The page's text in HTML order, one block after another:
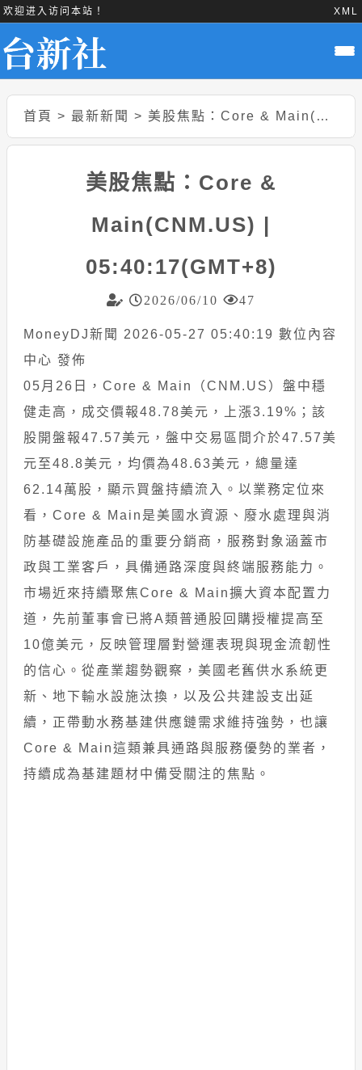
欢迎进入访问本站！ XML
首頁 > 最新新聞 > 美股焦點：Core & Main(CNM.US) | 05:40:17(GMT+8)
美股焦點：Core &
Main(CNM.US) |
05:40:17(GMT+8)
2026/06/10 47
MoneyDJ新聞 2026-05-27 05:40:19 數位內容
中心 發佈
05月26日，Core & Main（CNM.US）盤中穩
健走高，成交價報48.78美元，上漲3.19%；該
股開盤報47.57美元，盤中交易區間介於47.57美
元至48.8美元，均價為48.63美元，總量達
62.14萬股，顯示買盤持續流入。以業務定位來
看，Core & Main是美國水資源、廢水處理與消
防基礎設施產品的重要分銷商，服務對象涵蓋市
政與工業客戶，具備通路深度與終端服務能力。
市場近來持續聚焦Core & Main擴大資本配置力
道，先前董事會已將A類普通股回購授權提高至
10億美元，反映管理層對營運表現與現金流韌性
的信心。從產業趨勢觀察，美國老舊供水系統更
新、地下輸水設施汰換，以及公共建設支出延
續，正帶動水務基建供應鏈需求維持強勢，也讓
Core & Main這類兼具通路與服務優勢的業者，
持續成為基建題材中備受關注的焦點。